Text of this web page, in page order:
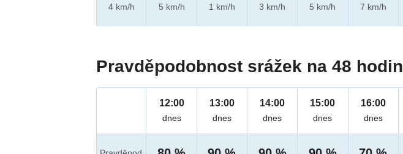
4 km/h
5 km/h
1 km/h
3 km/h
5 km/h
7 km/h
Pravděpodobnost srážek na 48 hodin
12:00
dnes
13:00
dnes
14:00
dnes
15:00
dnes
16:00
dnes